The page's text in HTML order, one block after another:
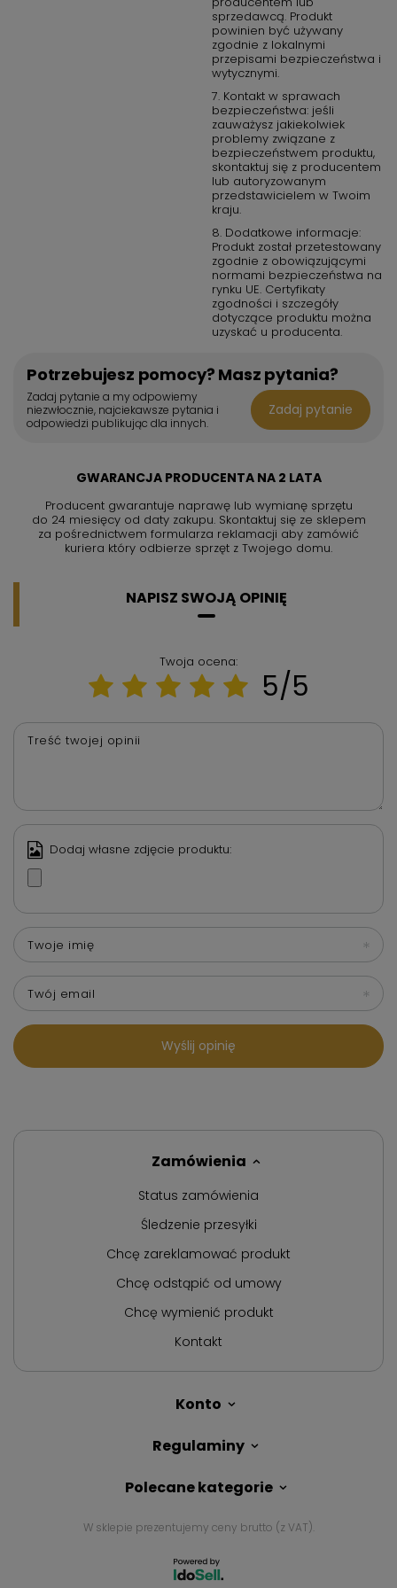
sprzedawcą. Produkt
powinien być używany
zgodnie z lokalnymi
przepisami bezpieczeństwa i
wytycznymi.
7. Kontakt w sprawach
bezpieczeństwa: jeśli
zauważysz jakiekolwiek
problemy związane z
bezpieczeństwem produktu,
skontaktuj się z producentem
lub autoryzowanym
przedstawicielem w Twoim
kraju.
8. Dodatkowe informacje:
Produkt został przetestowany
zgodnie z obowiązującymi
normami bezpieczeństwa na
rynku UE. Certyfikaty
zgodności i szczegóły
dotyczące produktu można
uzyskać u producenta.
Potrzebujesz pomocy? Masz pytania?
Zadaj pytanie a my odpowiemy
niezwłocznie, najciekawsze pytania i
odpowiedzi publikując dla innych.
Zadaj pytanie
GWARANCJA PRODUCENTA NA 2 LATA
Producent gwarantuje naprawę lub wymianę sprzętu
do 24 miesięcy od daty zakupu. Skontaktuj się ze sklepem
za pośrednictwem formularza reklamacji aby zamówić
kuriera który odbierze sprzęt z Twojego domu.
NAPISZ SWOJĄ OPINIĘ
Twoja ocena:
5/5
Treść twojej opinii
Dodaj własne zdjęcie produktu:
Twoje imię
Twój email
Wyślij opinię
Zamówienia
Status zamówienia
Śledzenie przesyłki
Chcę zareklamować produkt
Chcę odstąpić od umowy
Chcę wymienić produkt
Kontakt
Konto
Regulaminy
Polecane kategorie
W sklepie prezentujemy ceny brutto (z VAT).